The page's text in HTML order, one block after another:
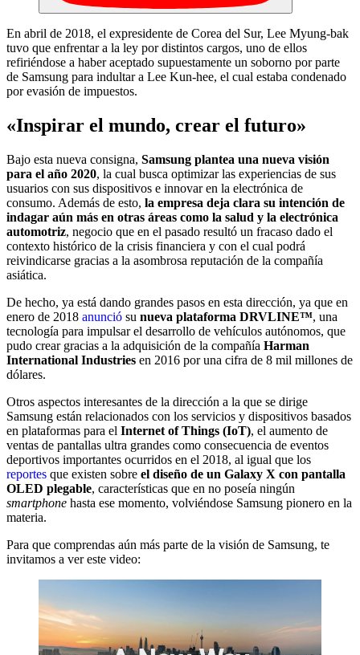
En abril de 2018, el expresidente de Corea del Sur, Lee Myung-bak
tuvo que enfrentar a la ley por distintos cargos, uno de ellos
refiriéndose a haber aceptado supuestamente un soborno por parte
de Samsung para indultar a Lee Kun-hee, el cual estaba condenado
por evasión de impuestos.
«Inspirar el mundo, crear el futuro»
Bajo esta nueva consigna, Samsung plantea una nueva visión
para el año 2020, la cual busca optimizar las experiencias de sus
usuarios con sus dispositivos e innovar en la electrónica de
consumo. Además de esto, la empresa deja clara su intención de
indagar aún más en otras áreas como la salud y la electrónica
automotriz, negocio que en el pasado resultó un fracaso dado el
contexto histórico de la crisis financiera y con el cual podrá
reivindicarse gracias a la asombrosa reputación de la compañía
asiática.
De hecho, ya está dando grandes pasos en esta dirección, ya que en
enero de 2018 anunció su nueva plataforma DRVLINE™, una
tecnología para impulsar el desarrollo de vehículos autónomos, que
pudo crear gracias a la adquisición de la compañía Harman
International Industries en 2016 por una cifra de 8 mil millones de
dólares.
Otros aspectos interesantes de la dirección a la que se dirige
Samsung están relacionados con los servicios y dispositivos basados
en plataformas para el Internet of Things (IoT), el aumento de
ventas de pantallas ultra grandes como consecuencia de eventos
deportivos importantes ocurridos en el 2018, al igual que los
reportes que existen sobre el diseño de un Galaxy X con pantalla
OLED plegable, características que en no poseía ningún
smartphone hasta ese momento, volviéndose Samsung pionero en la
materia.
Para que comprendas aún más parte de la visión de Samsung, te
invitamos a ver este video: